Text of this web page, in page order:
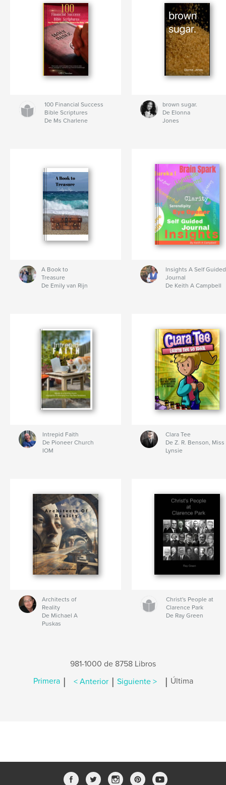
100 Financial Success
Bible Scriptures
De Ms Charlene
brown sugar.
De Elonna
Jones
A Book to
Treasure
De Emily van Rijn
Insights A Self Guided
Journal
De Keith A Campbell
Intrepid Faith
De Pioneer Church
IOM
Clara Tee
De Z. R. Benson, Miss
Lynsie
Architects of
Reality
De Michael A
Puskas
Christ's People at
Clarence Park
De Ray Green
981-1000 de 8758 Libros
Primera | < Anterior | Siguiente > | Última